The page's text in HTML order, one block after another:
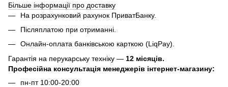
Більше інформації про доставку
На розрахунковий рахунок ПриватБанку.
Післяплатою при отриманні.
Онлайн-оплата банківською карткою (LiqPay).
Гарантія на перукарську техніку — 12 місяців.
Професійна консультація менеджерів інтернет-магазину:
пн-пт 10:00-20:00